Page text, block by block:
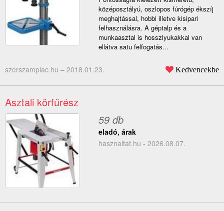
középosztályú, oszlopos fúrógép ékszíj
meghajtással, hobbi illetve kisipari
felhasználásra. A géptalp és a
munkaasztal is hosszlyukakkal van
ellátva satu felfogatás...
szerszampiac.hu – 2018.01.23. Kedvencekbe
Asztali körfűrész
59 db
eladó, árak
hasznaltat.hu - 2026.08.07.